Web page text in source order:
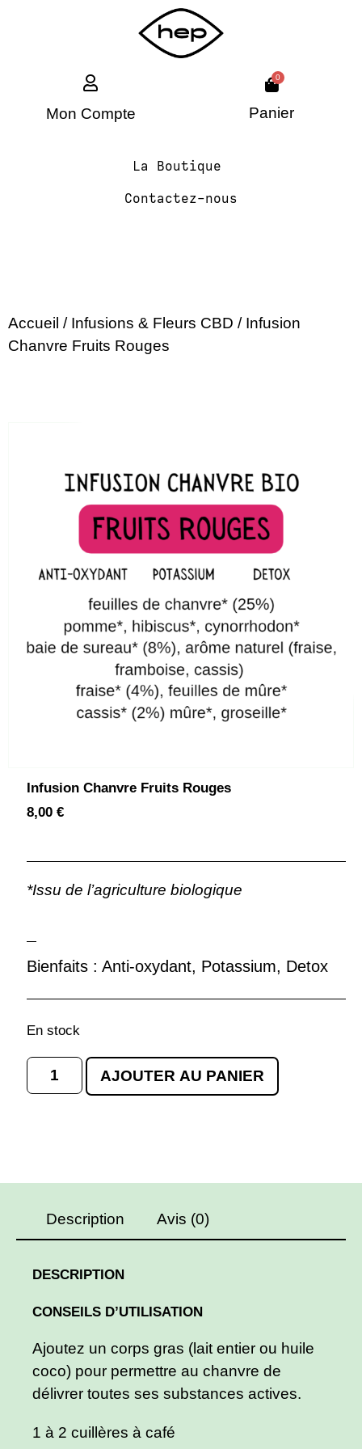
Mon Compte
0
Panier
La Boutique
Contactez-nous
Accueil / Infusions & Fleurs CBD / Infusion
Chanvre Fruits Rouges
Infusion Chanvre Fruits Rouges
8,00 €
*Issu de l’agriculture biologique
Bienfaits : Anti-oxydant, Potassium, Detox
En stock
AJOUTER AU PANIER
Description Avis (0)
DESCRIPTION
CONSEILS D’UTILISATION
Ajoutez un corps gras (lait entier ou huile
coco) pour permettre au chanvre de
délivrer toutes ses substances actives.
1 à 2 cuillères à café